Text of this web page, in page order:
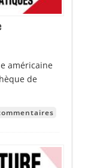
américaine
de